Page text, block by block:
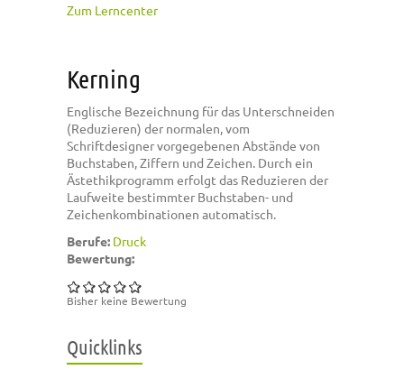
Zum Lerncenter
Kerning
Englische Bezeichnung für das Unterschneiden
(Reduzieren) der normalen, vom
Schriftdesigner vorgegebenen Abstände von
Buchstaben, Ziffern und Zeichen. Durch ein
Ästethikprogramm erfolgt das Reduzieren der
Laufweite bestimmter Buchstaben- und
Zeichenkombinationen automatisch.
Berufe: Druck
Bewertung:
Bisher keine Bewertung
Quicklinks